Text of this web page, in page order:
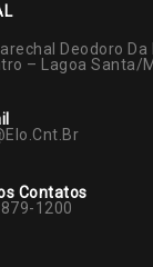
Deodoro Da
– Lagoa Santa/
Contatos
1200